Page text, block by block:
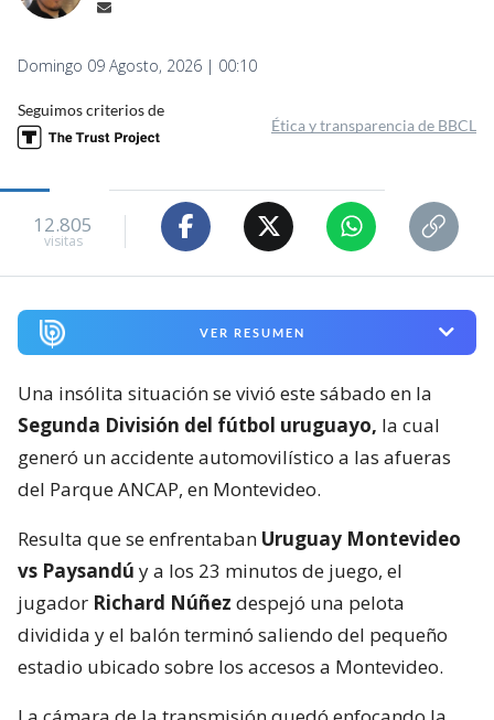
Domingo 09 Agosto, 2026 | 00:10
Seguimos criterios de
Ética y transparencia de BBCL
12.805
visitas
VER RESUMEN
Una insólita situación se vivió este sábado en la
Segunda División del fútbol uruguayo, la cual
generó un accidente automovilístico a las afueras
del Parque ANCAP, en Montevideo.
Resulta que se enfrentaban Uruguay Montevideo
vs Paysandú y a los 23 minutos de juego, el
jugador Richard Núñez despejó una pelota
dividida y el balón terminó saliendo del pequeño
estadio ubicado sobre los accesos a Montevideo.